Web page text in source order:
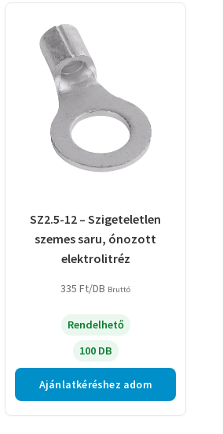
SZ2.5-12 – Szigeteletlen
szemes saru, ónozott
elektrolitréz
335Ft/DB Bruttó
Rendelhető
100 DB
Ajánlatkéréshez adom